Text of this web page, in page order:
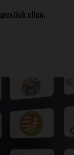
ellen.